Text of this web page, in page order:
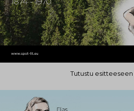
Tutustu esitteeseen